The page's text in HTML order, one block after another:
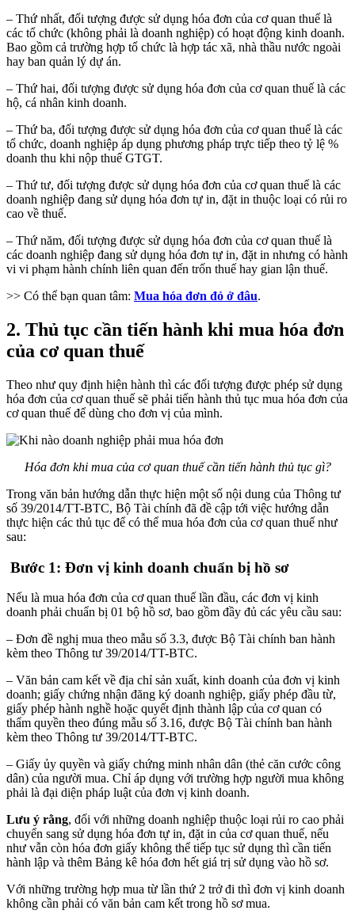
– Thứ nhất, đối tượng được sử dụng hóa đơn của cơ quan thuế là
các tổ chức (không phải là doanh nghiệp) có hoạt động kinh doanh.
Bao gồm cả trường hợp tổ chức là hợp tác xã, nhà thầu nước ngoài
hay ban quản lý dự án.
– Thứ hai, đối tượng được sử dụng hóa đơn của cơ quan thuế là các
hộ, cá nhân kinh doanh.
– Thứ ba, đối tượng được sử dụng hóa đơn của cơ quan thuế là các
tổ chức, doanh nghiệp áp dụng phương pháp trực tiếp theo tỷ lệ %
doanh thu khi nộp thuế GTGT.
– Thứ tư, đối tượng được sử dụng hóa đơn của cơ quan thuế là các
doanh nghiệp đang sử dụng hóa đơn tự in, đặt in thuộc loại có rủi ro
cao về thuế.
– Thứ năm, đối tượng được sử dụng hóa đơn của cơ quan thuế là
các doanh nghiệp đang sử dụng hóa đơn tự in, đặt in nhưng có hành
vi vi phạm hành chính liên quan đến trốn thuế hay gian lận thuế.
>> Có thể bạn quan tâm: Mua hóa đơn đỏ ở đâu.
2. Thủ tục cần tiến hành khi mua hóa đơn
của cơ quan thuế
Theo như quy định hiện hành thì các đối tượng được phép sử dụng
hóa đơn của cơ quan thuế sẽ phải tiến hành thủ tục mua hóa đơn của
cơ quan thuế để dùng cho đơn vị của mình.
Hóa đơn khi mua của cơ quan thuế cần tiến hành thủ tục gì?
Trong văn bản hướng dẫn thực hiện một số nội dung của Thông tư
số 39/2014/TT-BTC, Bộ Tài chính đã đề cập tới việc hướng dẫn
thực hiện các thủ tục để có thể mua hóa đơn của cơ quan thuế như
sau:
Bước 1: Đơn vị kinh doanh chuẩn bị hồ sơ
Nếu là mua hóa đơn của cơ quan thuế lần đầu, các đơn vị kinh
doanh phải chuẩn bị 01 bộ hồ sơ, bao gồm đầy đủ các yêu cầu sau:
– Đơn đề nghị mua theo mẫu số 3.3, được Bộ Tài chính ban hành
kèm theo Thông tư 39/2014/TT-BTC.
– Văn bản cam kết về địa chỉ sản xuất, kinh doanh của đơn vị kinh
doanh; giấy chứng nhận đăng ký doanh nghiệp, giấy phép đầu từ,
giấy phép hành nghề hoặc quyết định thành lập của cơ quan có
thẩm quyền theo đúng mẫu số 3.16, được Bộ Tài chính ban hành
kèm theo Thông tư 39/2014/TT-BTC.
– Giấy ủy quyền và giấy chứng minh nhân dân (thẻ căn cước công
dân) của người mua. Chỉ áp dụng với trường hợp người mua không
phải là đại diện pháp luật của đơn vị kinh doanh.
Lưu ý rằng, đối với những doanh nghiệp thuộc loại rủi ro cao phải
chuyển sang sử dụng hóa đơn tự in, đặt in của cơ quan thuế, nếu
như vẫn còn hóa đơn giấy không thể tiếp tục sử dụng thì cần tiến
hành lập và thêm Bảng kê hóa đơn hết giá trị sử dụng vào hồ sơ.
Với những trường hợp mua từ lần thứ 2 trở đi thì đơn vị kinh doanh
không cần phải có văn bản cam kết trong hồ sơ mua.